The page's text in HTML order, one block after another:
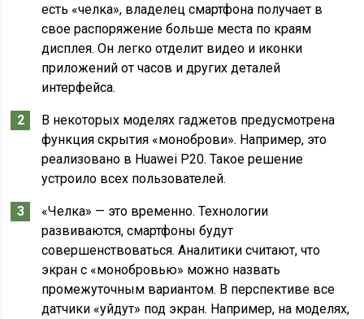
есть «челка», владелец смартфона получает в
свое распоряжение больше места по краям
дисплея. Он легко отделит видео и иконки
приложений от часов и других деталей
интерфейса.
В некоторых моделях гаджетов предусмотрена
функция скрытия «моноброви». Например, это
реализовано в Huawei P20. Такое решение
устроило всех пользователей.
«Челка» — это временно. Технологии
развиваются, смартфоны будут
совершенствоваться. Аналитики считают, что
экран с «монобровью» можно назвать
промежуточным вариантом. В перспективе все
датчики «уйдут» под экран. Например, на моделях,